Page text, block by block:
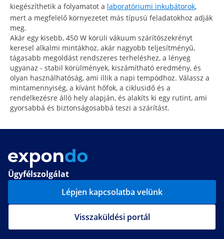
kiegészíthetik a folyamatot a laboratóriumi inkubátorok,
mert a megfelelő környezetet más típusú feladatokhoz adják
meg.
Akár egy kisebb, 450 W körüli vákuum szárítószekrényt
keresel alkalmi mintákhoz, akár nagyobb teljesítményű,
tágasabb megoldást rendszeres terheléshez, a lényeg
ugyanaz - stabil körülmények, kiszámítható eredmény, és
olyan használhatóság, ami illik a napi tempódhoz. Válassz a
mintamennyiség, a kívánt hőfok, a ciklusidő és a
rendelkezésre álló hely alapján, és alakíts ki egy rutint, ami
gyorsabbá és biztonságosabbá teszi a szárítást.
Ügyfélszolgálat
Lépjen kapcsolatba velünk
Visszaküldési portál